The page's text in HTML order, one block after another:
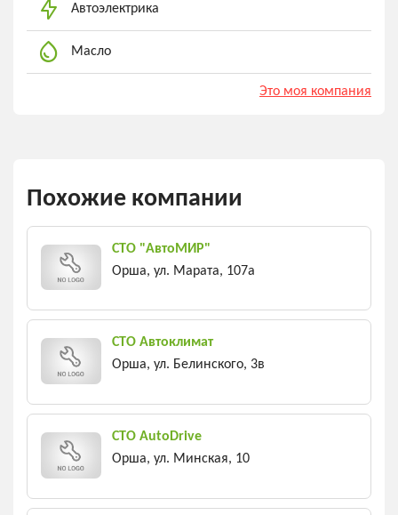
Автоэлектрика
Масло
Это моя компания
Похожие компании
СТО "АвтоМИР"
Орша, ул. Марата, 107а
СТО Автоклимат
Орша, ул. Белинского, 3в
СТО AutoDrive
Орша, ул. Минская, 10